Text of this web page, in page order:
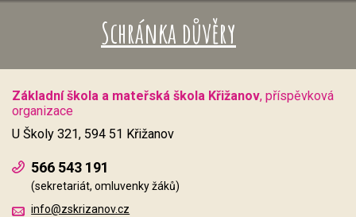
Schránka důvěry
Základní škola a mateřská škola Křižanov, příspěvková
organizace
U Školy 321, 594 51 Křižanov
566 543 191
(sekretariát, omluvenky žáků)
info@zskrizanov.cz